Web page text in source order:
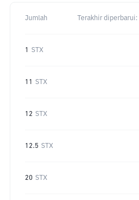
Jumlah Terakhir diperbarui:
1 STX
11 STX
12 STX
12.5 STX
20 STX